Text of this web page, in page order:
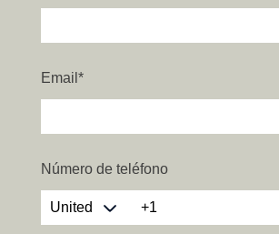
Email *
Número de teléfono